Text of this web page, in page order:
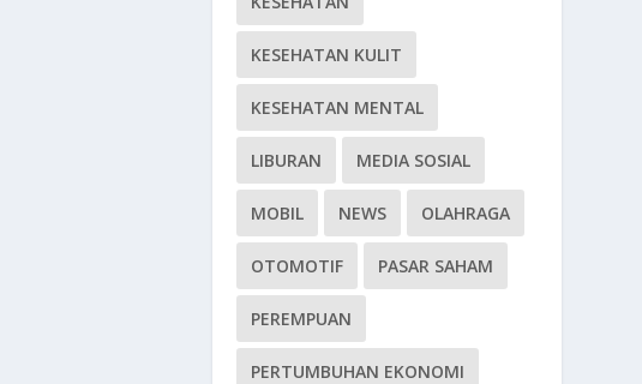
KESEHATAN KULIT
KESEHATAN MENTAL
LIBURAN MEDIA SOSIAL
MOBIL NEWS OLAHRAGA
OTOMOTIF PASAR SAHAM
PEREMPUAN
PERTUMBUHAN EKONOMI